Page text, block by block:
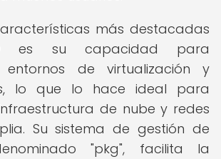
más destacadas
es su capacidad para
entornos de virtualización y
lo que lo hace ideal para
de nube y redes
Su sistema de gestión de
"pkg", facilita la